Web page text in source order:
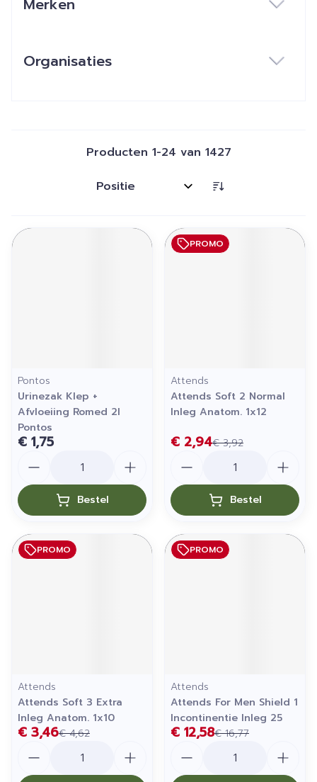
Merken
Organisaties
Producten 1-24 van 1427
Sorteer op:
Pontos
Urinezak Klep +
Afvloeiing Romed 2l
Pontos
€ 1,75
Bestel
PROMO
Attends
Attends Soft 2 Normal
Inleg Anatom. 1x12
€ 3,92
€ 2,94
Bestel
PROMO
Attends
Attends Soft 3 Extra
Inleg Anatom. 1x10
€ 4,62
€ 3,46
PROMO
Attends
Attends For Men Shield 1
Incontinentie Inleg 25
€ 16,77
€ 12,58